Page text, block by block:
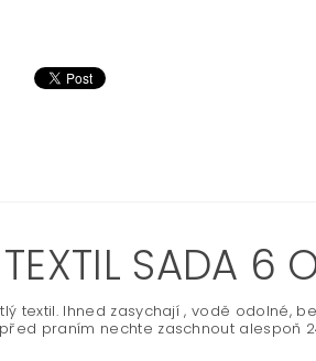
SADA 6
textil. Ihned zasychají , vodě odolné,
praním nechte zaschnout alespoň